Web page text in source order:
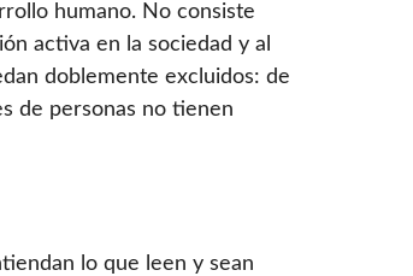
humano. No consiste
activa en la sociedad y al
doblemente excluidos: de
de personas no tienen
lo que leen y sean